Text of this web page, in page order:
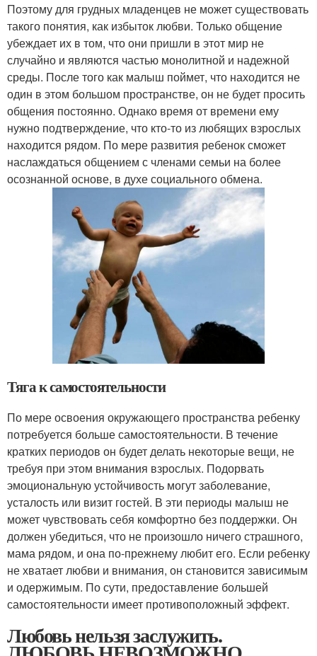
Поэтому для грудных младенцев не может существовать
такого понятия, как избыток любви. Только общение
убеждает их в том, что они пришли в этот мир не
случайно и являются частью монолитной и надежной
среды. После того как малыш поймет, что находится не
один в этом большом пространстве, он не будет просить
общения постоянно. Однако время от времени ему
нужно подтверждение, что кто-то из любящих взрослых
находится рядом. По мере развития ребенок сможет
наслаждаться общением с членами семьи на более
осознанной основе, в духе социального обмена.
Тяга к самостоятельности
По мере освоения окружающего пространства ребенку
потребуется больше самостоятельности. В течение
кратких периодов он будет делать некоторые вещи, не
требуя при этом внимания взрослых. Подорвать
эмоциональную устойчивость могут заболевание,
усталость или визит гостей. В эти периоды малыш не
может чувствовать себя комфортно без поддержки. Он
должен убедиться, что не произошло ничего страшного,
мама рядом, и она по-прежнему любит его. Если ребенку
не хватает любви и внимания, он становится зависимым
и одержимым. По сути, предоставление большей
самостоятельности имеет противоположный эффект.
Любовь нельзя заслужить.